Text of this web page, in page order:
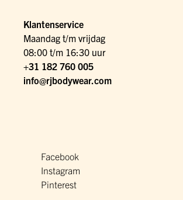
Klantenservice
Maandag t/m vrijdag
08:00 t/m 16:30 uur
+31 182 760 005
info@rjbodywear.com
Facebook
Instagram
Pinterest